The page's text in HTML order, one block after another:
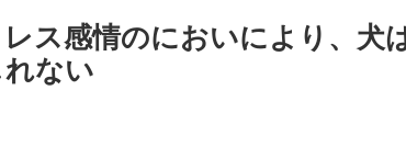
ス感情のにおいにより、犬
ない